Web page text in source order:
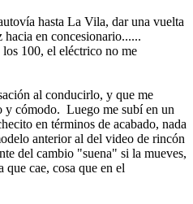
hasta La Vila, dar una vuelta
en concesionario......
100, el eléctrico no me
al conducirlo, y que me
y cómodo. Luego me subí en un
en términos de acabado, nada
anterior al del video de rincón
del cambio "suena" si la mueves,
que cae, cosa que en el